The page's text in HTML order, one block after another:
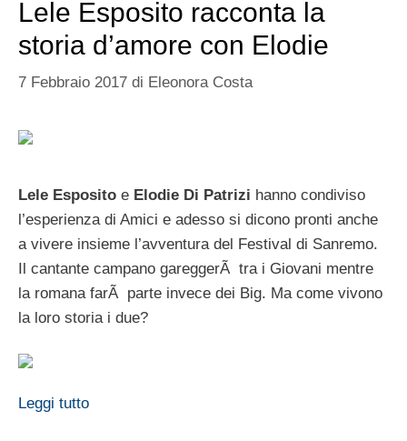
Lele Esposito racconta la
storia d’amore con Elodie
7 Febbraio 2017 di Eleonora Costa
Lele Esposito e Elodie Di Patrizi hanno condiviso
l’esperienza di Amici e adesso si dicono pronti anche
a vivere insieme l’avventura del Festival di Sanremo.
Il cantante campano gareggerÃ tra i Giovani mentre
la romana farÃ parte invece dei Big. Ma come vivono
la loro storia i due?
Leggi tutto